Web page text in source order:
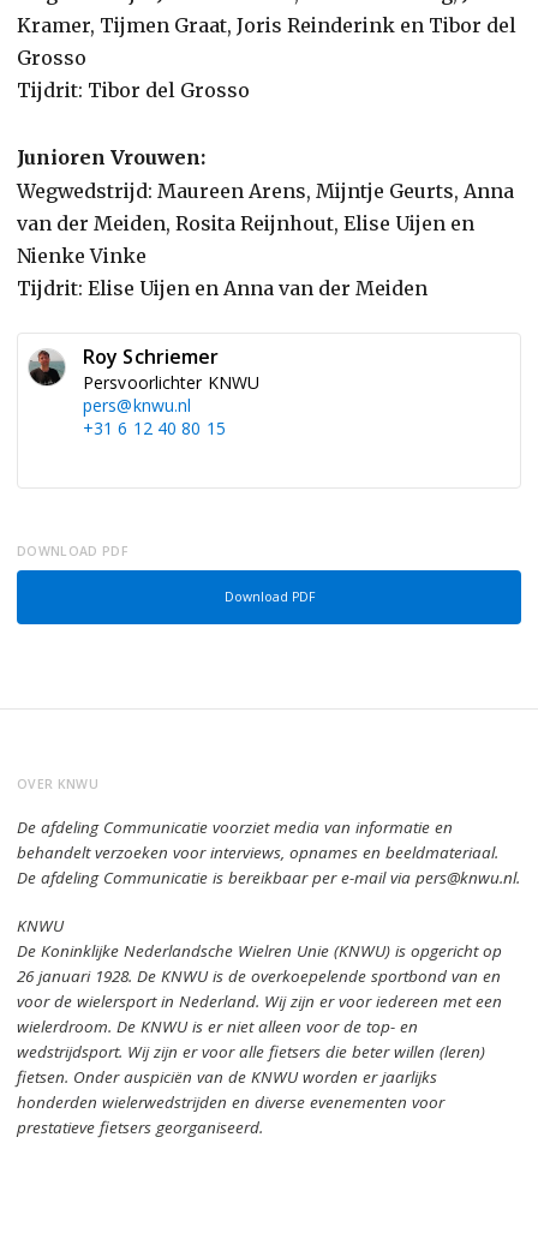
Kramer, Tijmen Graat, Joris Reinderink en Tibor del
Grosso
Tijdrit: Tibor del Grosso
Junioren Vrouwen:
Wegwedstrijd: Maureen Arens, Mijntje Geurts, Anna
van der Meiden, Rosita Reijnhout, Elise Uijen en
Nienke Vinke
Tijdrit: Elise Uijen en Anna van der Meiden
Roy Schriemer
Persvoorlichter KNWU
pers@knwu.nl
+31 6 12 40 80 15
DOWNLOAD PDF
Download PDF
OVER KNWU
De afdeling Communicatie voorziet media van informatie en
behandelt verzoeken voor interviews, opnames en beeldmateriaal.
De afdeling Communicatie is bereikbaar per e-mail via pers@knwu.nl.
KNWU
De Koninklijke Nederlandsche Wielren Unie (KNWU) is opgericht op
26 januari 1928.De KNWU is de overkoepelende sportbond van en
voor de wielersport in Nederland. Wij zijn er voor iedereen met een
wielerdroom.De KNWU is er niet alleen voor de top- en
wedstrijdsport. Wij zijn ervoor alle fietsers die beter willen (leren)
fietsen. Onder auspiciën van de KNWU worden er jaarlijks
honderden wielerwedstrijden en diverse evenementen voor
prestatieve fietsers georganiseerd.